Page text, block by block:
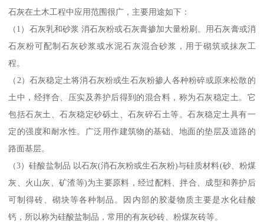
石灰在土木工程中应用范围很广，主要用途如下：
（1）石灰乳和砂浆 消石灰粉或石灰膏掺加大量粉刷。用石灰膏或消
石灰粉可配制石灰砂浆或水泥石灰混合砂浆，用于砌筑或抹灰工
程。
（2）石灰稳定土将消石灰粉或生石灰粉掺人各种粉碎或原来松散的
土中，经拌合、压实及养护后得到的混合料，称为石灰稳定土。它
包括石灰土、石灰稳定砂砾土、石灰碎石土等。石灰稳定土具有一
定的强度和耐水性。广泛用作建筑物的基础、地面的垫层及道路的
路面基层。
（3）硅酸盐制品 以石灰(消石灰粉或生石灰粉)与硅质材料(砂、粉煤
灰、火山灰、矿渣等)为主要原料，经过配料、拌合、成型和养护后
可制得砖、砌块等各种制品。因内部的胶凝物质主要是水化硅酸
钙，所以称为硅酸盐制品，常用的有灰砂砖、粉煤灰砖等。